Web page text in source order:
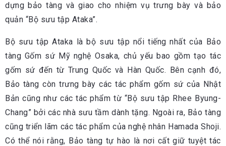
dựng bảo tàng và giao cho nhiệm vụ trưng bày và bảo
quản “Bộ sưu tập Ataka”.
Bộ sưu tập Ataka là bộ sưu tập nổi tiếng nhất của Bảo
tàng Gốm sứ Mỹ nghệ Osaka, chủ yếu bao gồm tạo tác
gốm sứ đến từ Trung Quốc và Hàn Quốc. Bên cạnh đó,
Bảo tàng còn trưng bày các tác phẩm gốm sứ của Nhật
Bản cũng như các tác phẩm từ “Bộ sưu tập Rhee Byung-
Chang” bởi các nhà sưu tầm dành tặng. Ngoài ra, Bảo tàng
cũng triển lãm các tác phẩm của nghệ nhân Hamada Shoji.
Có thể nói rằng, Bảo tàng tự hào là nơi cất giữ tuyệt tác